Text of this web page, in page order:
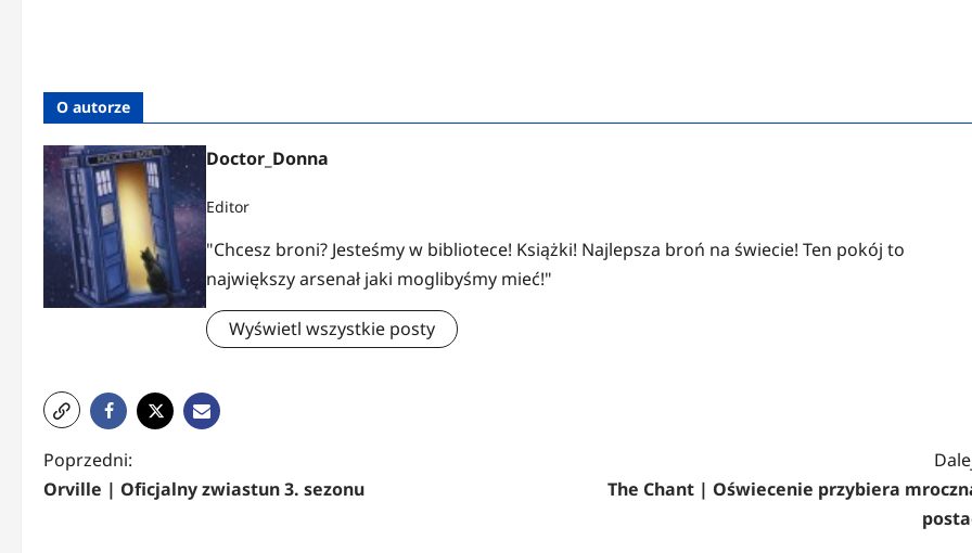
O autorze
Doctor_Donna
Editor
"Chcesz broni? Jesteśmy w bibliotece! Książki! Najlepsza broń na świecie! Ten pokój to
największy arsenał jaki moglibyśmy mieć!"
Wyświetl wszystkie posty
Z
o
Poprzedni:
Orville | Oficjalny zwiastun 3. sezonu
The Chant | Oświecenie przybiera